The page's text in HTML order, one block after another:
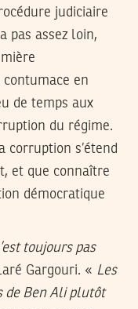
judiciaire
pas assez loin,
en
de temps aux
du régime.
s’étend
et que connaître
démocratique
toujours pas
Gargouri. « Les
de Ben Ali plutôt